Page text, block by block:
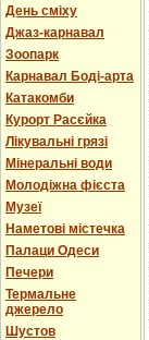
День сміху
Джаз-карнавал
Зоопарк
Карнавал Боді-арта
Катакомби
Курорт Расєйка
Лікувальні грязі
Мінеральні води
Молодіжна фієста
Музеї
Наметові містечка
Палаци Одеси
Печери
Термальне
джерело
Шустов